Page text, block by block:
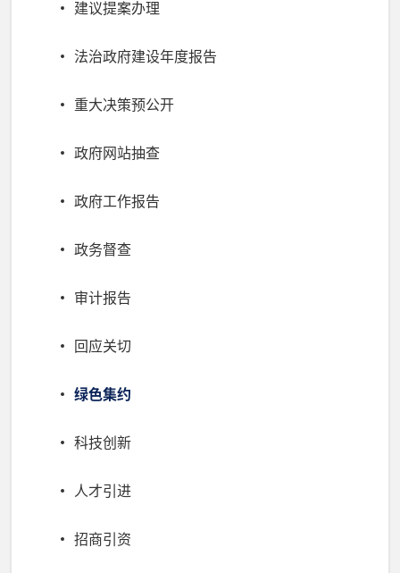
建议提案办理
法治政府建设年度报告
重大决策预公开
政府网站抽查
政府工作报告
政务督查
审计报告
回应关切
绿色集约
科技创新
人才引进
招商引资